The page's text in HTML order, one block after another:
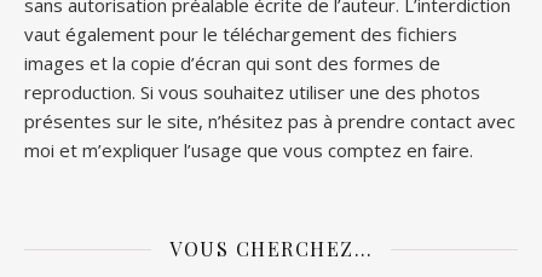
sans autorisation préalable écrite de l’auteur. L’interdiction
vaut également pour le téléchargement des fichiers
images et la copie d’écran qui sont des formes de
reproduction. Si vous souhaitez utiliser une des photos
présentes sur le site, n’hésitez pas à prendre contact avec
moi et m’expliquer l’usage que vous comptez en faire.
VOUS CHERCHEZ…